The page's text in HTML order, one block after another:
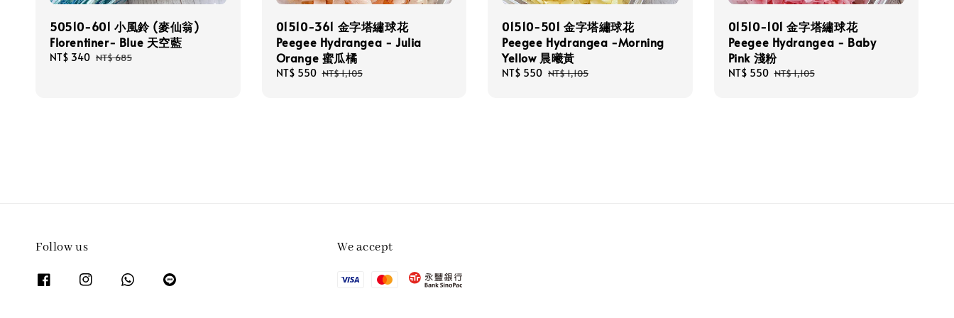
50510-601 小風鈴 (麥仙翁)
Florentiner- Blue 天空藍
Sale
NT$ 340 Regular
NT$ 685
01510-361 金字塔繡球花
Peegee Hydrangea - Julia
Orange 蜜瓜橘
Sale
NT$ 550 Regular
NT$ 1,105
01510-501 金字塔繡球花
Peegee Hydrangea -Morning
Yellow 晨曦黃
Sale
NT$ 550 Regular
NT$ 1,105
01510-101 金字塔繡球花
Peegee Hydrangea - Baby
Pink 淺粉
Sale
NT$ 550 Regular
NT$ 1,105
Follow us We accept